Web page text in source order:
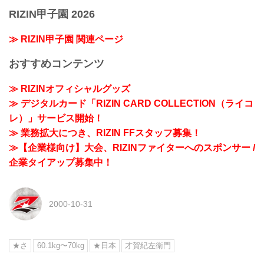
RIZIN甲子園 2026
≫ RIZIN甲子園 関連ページ
おすすめコンテンツ
≫ RIZINオフィシャルグッズ
≫ デジタルカード「RIZIN CARD COLLECTION（ライコ
レ）」サービス開始！
≫ 業務拡大につき、RIZIN FFスタッフ募集！
≫【企業様向け】大会、RIZINファイターへのスポンサー /
企業タイアップ募集中！
2000-10-31
★さ 60.1kg〜70kg ★日本 才賀紀左衛門